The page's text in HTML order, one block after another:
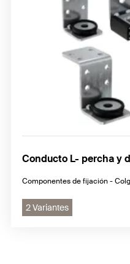
Conducto L- percha y
Componentes de fijación -
2 Variantes